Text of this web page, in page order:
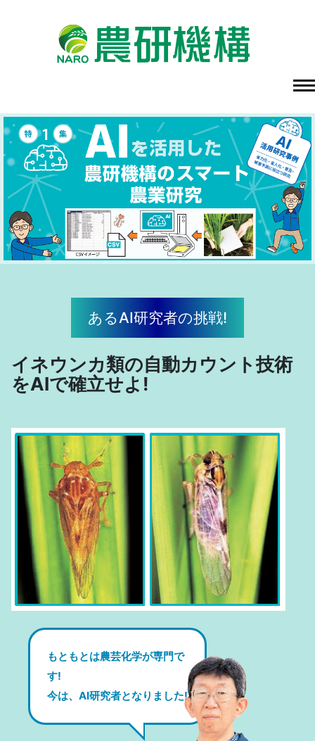
あるAI研究者の挑戦!
イネウンカ類の自動カウント技術
をAIで確立せよ!
もともとは農芸化学が専門で
す!
今は、AI研究者となりました!